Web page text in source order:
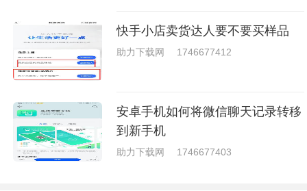
快手小店卖货达人要不要买样品
助力下载网 1746677412
安卓手机如何将微信聊天记录转移
到新手机
助力下载网 1746677403